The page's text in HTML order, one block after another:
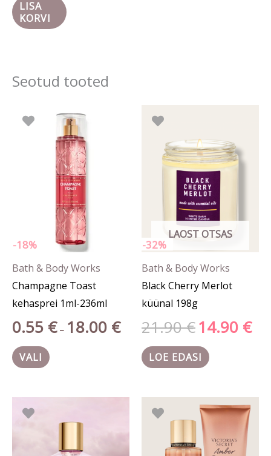
LISA
KORVI
Seotud tooted
-18%
Bath & Body Works
Champagne Toast
kehasprei 1ml-236ml
0.55 € – 18.00 €
VALI
Sellel
tootel
on
mitu
varianti.
Valikuid
saab
teha
tootelehel.
-32%
LAOST OTSAS
Bath & Body Works
Black Cherry Merlot
küünal 198g
21.90€
21.90 €.
14.90 €
LOE EDASI
Algne
hind
oli:
52.90 €.